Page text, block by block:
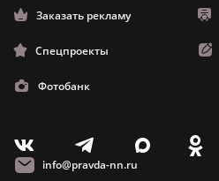
Заказать рекламу
Спецпроекты
Фотобанк
V T X O
info@pravda-nn.ru